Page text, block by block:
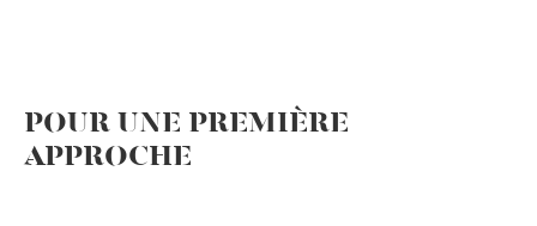
POUR UNE PREMIÈRE
APPROCHE